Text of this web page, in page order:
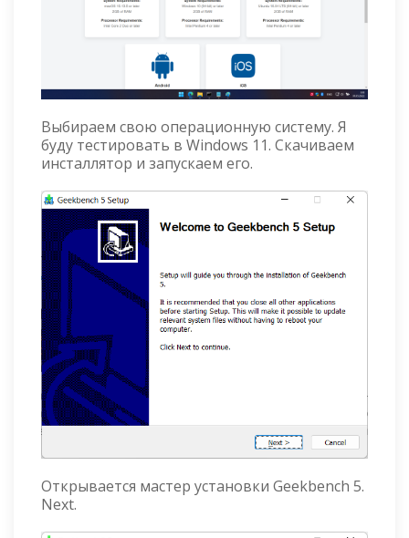
Выбираем свою операционную систему. Я
буду тестировать в Windows 11. Скачиваем
инсталлятор и запускаем его.
Открывается мастер установки Geekbench 5.
Next.